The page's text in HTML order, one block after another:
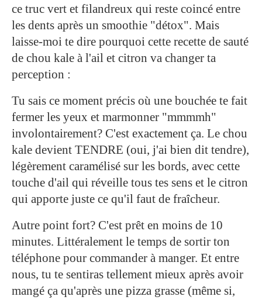
ce truc vert et filandreux qui reste coincé entre
les dents après un smoothie "détox". Mais
laisse-moi te dire pourquoi cette recette de sauté
de chou kale à l'ail et citron va changer ta
perception :
Tu sais ce moment précis où une bouchée te fait
fermer les yeux et marmonner "mmmmh"
involontairement? C'est exactement ça. Le chou
kale devient TENDRE (oui, j'ai bien dit tendre),
légèrement caramélisé sur les bords, avec cette
touche d'ail qui réveille tous tes sens et le citron
qui apporte juste ce qu'il faut de fraîcheur.
Autre point fort? C'est prêt en moins de 10
minutes. Littéralement le temps de sortir ton
téléphone pour commander à manger. Et entre
nous, tu te sentiras tellement mieux après avoir
mangé ça qu'après une pizza grasse (même si,